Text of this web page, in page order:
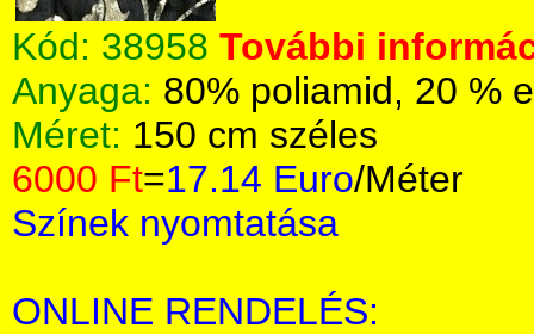
Kód: 38958 További
Anyaga: 80% poliamid, 20 %
Méret: 150 cm széles
6000 Ft=17.14 Euro/Méter
Színek nyomtatása
ONLINE RENDELÉS: